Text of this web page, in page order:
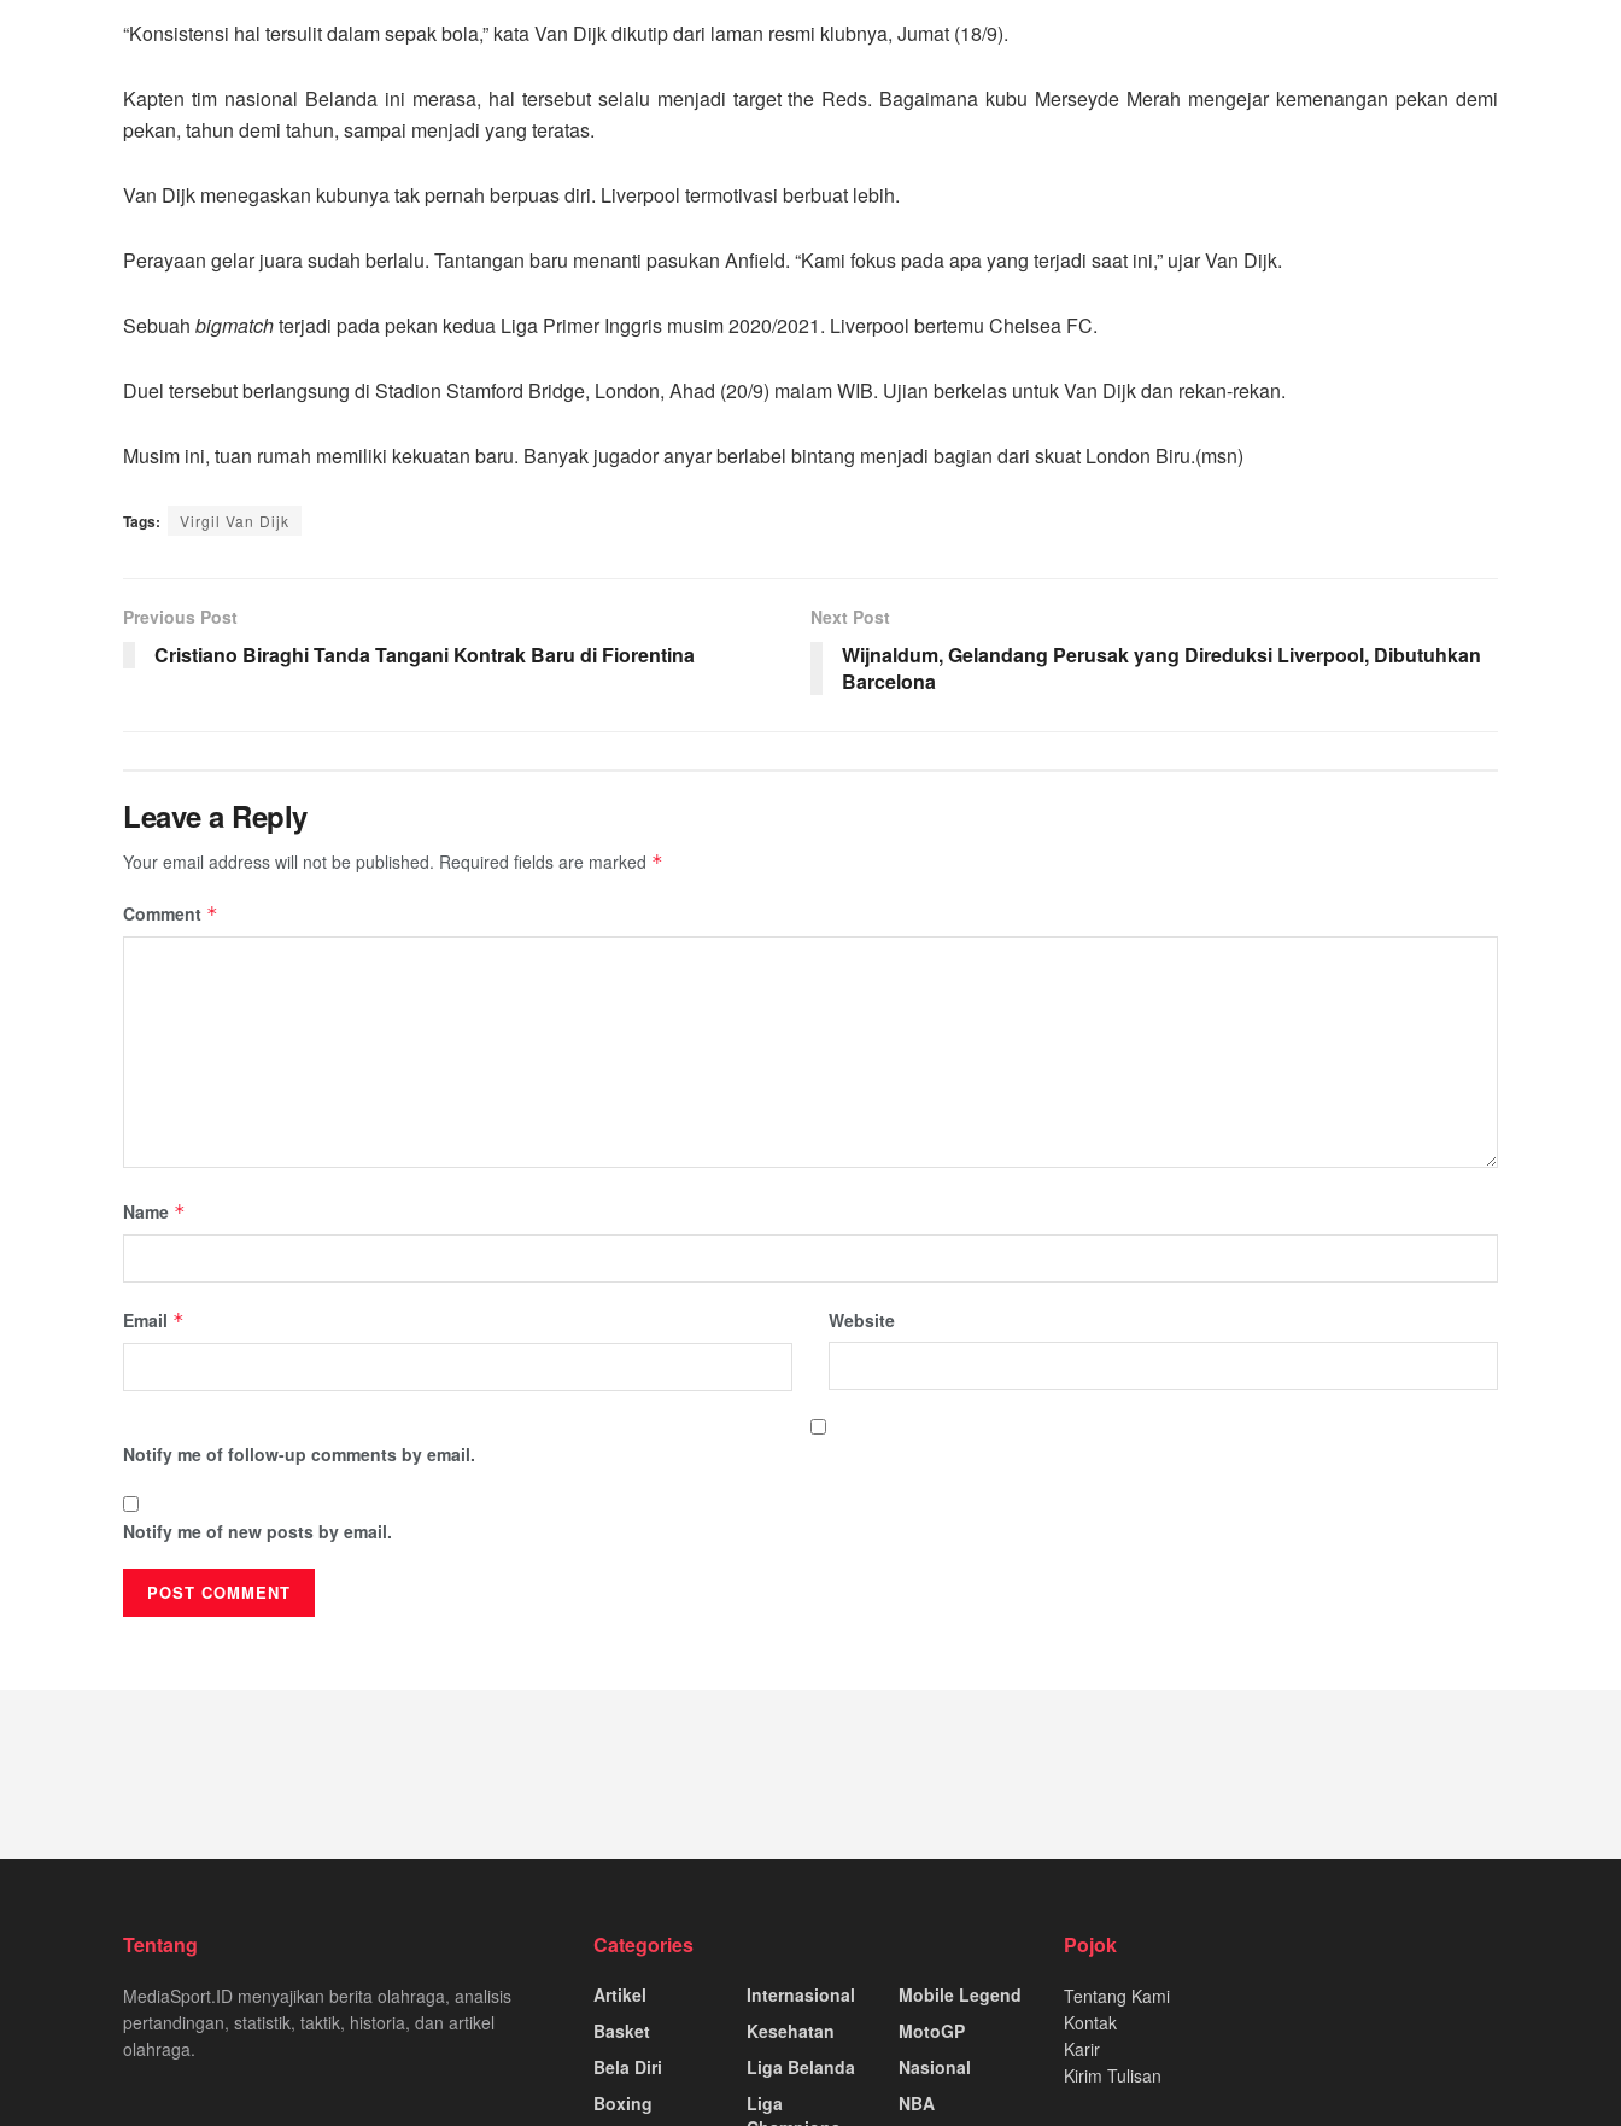
“Konsistensi hal tersulit dalam sepak bola,” kata Van Dijk dikutip dari laman resmi klubnya, Jumat (18/9).
Kapten tim nasional Belanda ini merasa, hal tersebut selalu menjadi target the Reds. Bagaimana kubu Merseyde Merah mengejar kemenangan pekan demi
pekan, tahun demi tahun, sampai menjadi yang teratas.
Van Dijk menegaskan kubunya tak pernah berpuas diri. Liverpool termotivasi berbuat lebih.
Perayaan gelar juara sudah berlalu. Tantangan baru menanti pasukan Anfield. “Kami fokus pada apa yang terjadi saat ini,” ujar Van Dijk.
Sebuah bigmatchterjadi pada pekan kedua Liga Primer Inggris musim 2020/2021. Liverpool bertemu Chelsea FC.
Duel tersebut berlangsung di Stadion Stamford Bridge, London, Ahad (20/9) malam WIB. Ujian berkelas untuk Van Dijk dan rekan-rekan.
Musim ini, tuan rumah memiliki kekuatan baru. Banyak jugador anyar berlabel bintang menjadi bagian dari skuat London Biru.(msn)
Tags: Virgil Van Dijk
Previous Post
Cristiano Biraghi Tanda Tangani Kontrak Baru di Fiorentina
Next Post
Wijnaldum, Gelandang Perusak yang Direduksi Liverpool, Dibutuhkan
Barcelona
Leave a Reply
Your email address will not be published. Required fields are marked *
Comment *
Name *
Email * Website
Notify me of follow-up comments by email.
Notify me of new posts by email.
Tentang
MediaSport.ID menyajikan berita olahraga, analisis
pertandingan, statistik, taktik, historia, dan artikel
olahraga.
Categories
Artikel
Basket
Bela Diri
Boxing
Internasional
Kesehatan
Liga Belanda
Liga
Mobile Legend
MotoGP
Nasional
NBA
Pojok
Tentang Kami
Kontak
Karir
Kirim Tulisan